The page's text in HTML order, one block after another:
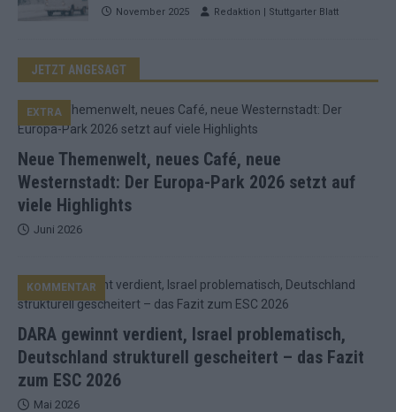
November 2025 Redaktion | Stuttgarter Blatt
JETZT ANGESAGT
Neue Themenwelt, neues Café, neue
Westernstadt: Der Europa-Park 2026 setzt auf
viele Highlights
EXTRA
Juni 2026
DARA gewinnt verdient, Israel problematisch,
Deutschland strukturell gescheitert – das Fazit
zum ESC 2026
KOMMENTAR
Mai 2026